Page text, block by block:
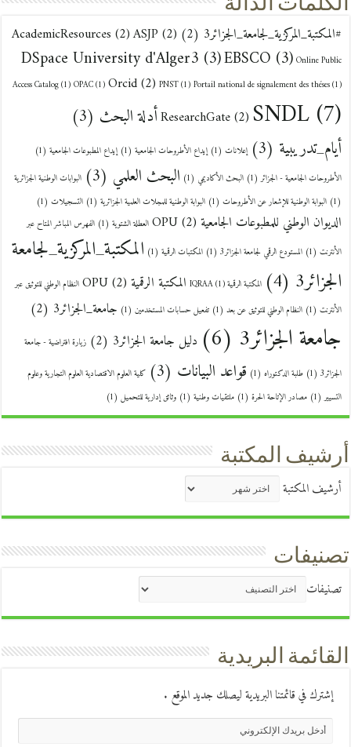
الكلمات الدالة
#المكتبة_المركزية_لجامعة_الجزائر3 (2)
AcademicResources (2)ASJP (2)
DSpace University d'Alger3 (3)EBSCO (3) Online Public
Access Catalog(1) OPAC(1) Orcid(2) PNST(1) Portail national de signalement des théses(1)
ResearchGate(2) SNDL(7) أدلة البحث (3)
أيام_تدريبية (3) إعلانات (1) إيداع الأطروحات الجامعية (1) إيداع المطبوعات الجامعية (1)
الأطروحات الجامعية - الجزائر(1) البحث الأكاديمي (1) البحث العلمي (3)
البوابات الوطنية الجزائرية
(1)
البوابة الوطنية للإشعار عن الأطروحات (1) البوابة الوطنية للمجلات العلمية الجزائرية (1) التسجيلات (1)
الديوان الوطني للمطبوعات الجامعية OPU (2) العطلة الشتوية (1)
الفهرس المباشر المتاح عبر
الأنترنت (1) المستودع الرقمي لجامعة الجزائر3 (1) المكتبات الرقمية (1)
المكتبة_المركزية_لجامعة
الجزائر3 (4) المكتبة الرقمية IQRAA(1) المكتبة الرقمية OPU (2)
النظام الوطني للتوثيق عبر
الأنترنت (1) النظام الوطني للتوثيق عن بعد (1) تفعيل حسابات المستخدمين (1) جامعة_الجزائر3 (2)
جامعة الجزائر3 (6) دليل جامعة الجزائر3 (2) زيارة افتراضية - جامعة
الجزائر3 (1) طلبة الدكتوراه (1) قواعد البيانات (3)
كلية العلوم الاقتصادية العلوم التجارية وعلوم
التسيير(1) مصادر الإتاحة الحرة (1) ملتقيات وطنية (1) وثائق إدارية للتحميل (1)
أرشيف المكتبة
أرشيف المكتبة
تصنيفات
تصنيفات
القائمة البريدية
إشترك في قائمتنا البريدية ليصلك جديد الموقع .